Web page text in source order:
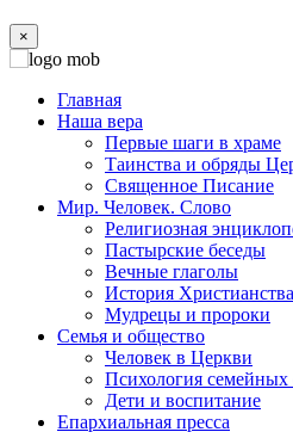
×
Главная
Наша вера
Первые шаги в храме
Таинства и обряды
Священное Писание
Мир. Человек. Слово
Религиозная
Пастырские беседы
Вечные глаголы
История Христианства
Мудрецы и пророки
Семья и общество
Человек в Церкви
Психология
Дети и воспитание
Епархиальная пресса